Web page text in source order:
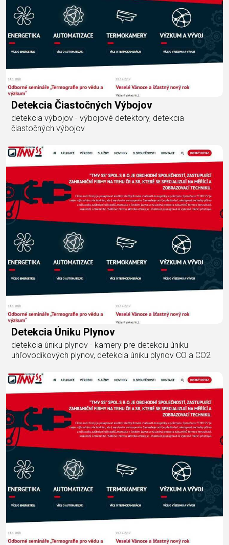
Detekcia Čiastočných Výbojov
detekcia výbojov - výbojové detektory, detekcia
čiastočných výbojov
Detekcia Úniku Plynov
detekcia úniku plynov - kamery pre detekciu úniku
uhľovodíkových plynov, detekcia úniku plynov CO a CO2